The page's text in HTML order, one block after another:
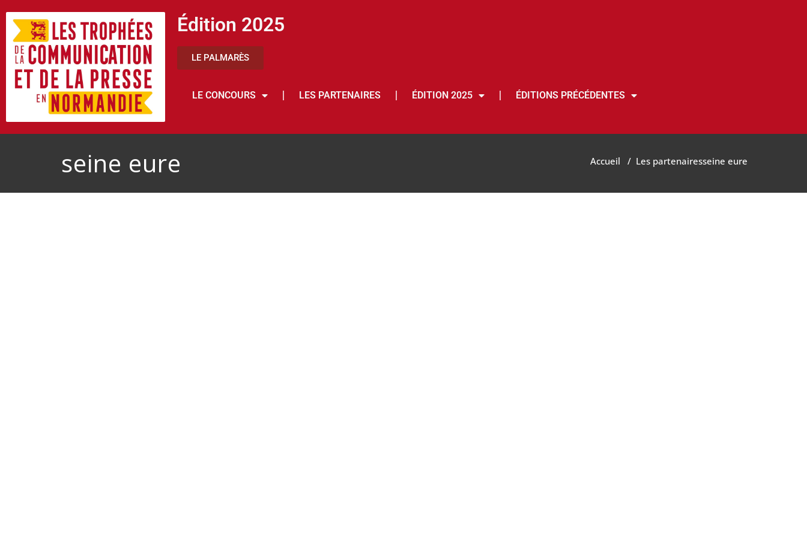
Édition 2025
LE PALMARÈS
LE CONCOURS LES PARTENAIRES ÉDITION 2025 ÉDITIONS PRÉCÉDENTES
seine eure Accueil / Les partenairesseine eure